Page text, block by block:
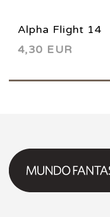
Alpha Flight 14
1984
4,30 EUR